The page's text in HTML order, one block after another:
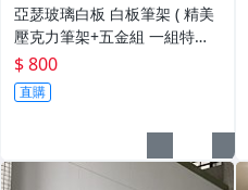
亞瑟玻璃白板 白板筆架 ( 精美
壓克力筆架+五金組 一組特價8
00元 自行DIY ) 下標區
$ 800
直購